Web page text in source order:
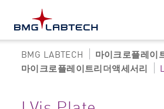
마이크로 플레이트 리더
고객
BMG LABTECH
마이크로플레이
마이크로플레이트리더액세서리